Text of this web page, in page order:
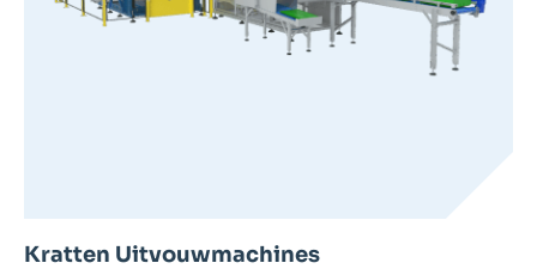
Kratten Uitvouwmachines